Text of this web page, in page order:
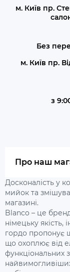
м. Київ пр.
Без
м. Київ пр. Відрадний 95К Точка видачі інтернет
з
Про наш
Досконалість у
мийок та
магазині.
Blanco – це
німецьку якість,
гордо пропонує
що охоплює від
функціональних